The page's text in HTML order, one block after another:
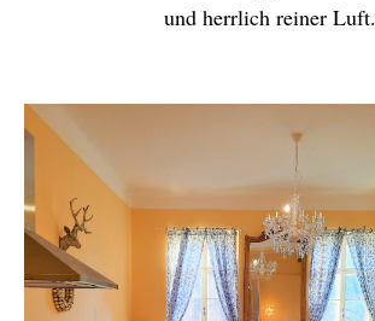
und herrlich reiner Luft.